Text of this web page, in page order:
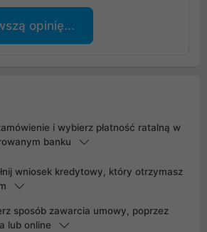
opinię...
i wybierz płatność ratalną w
banku
wniosek kredytowy, który otrzymasz
sposób zawarcia umowy, poprzez
lub online